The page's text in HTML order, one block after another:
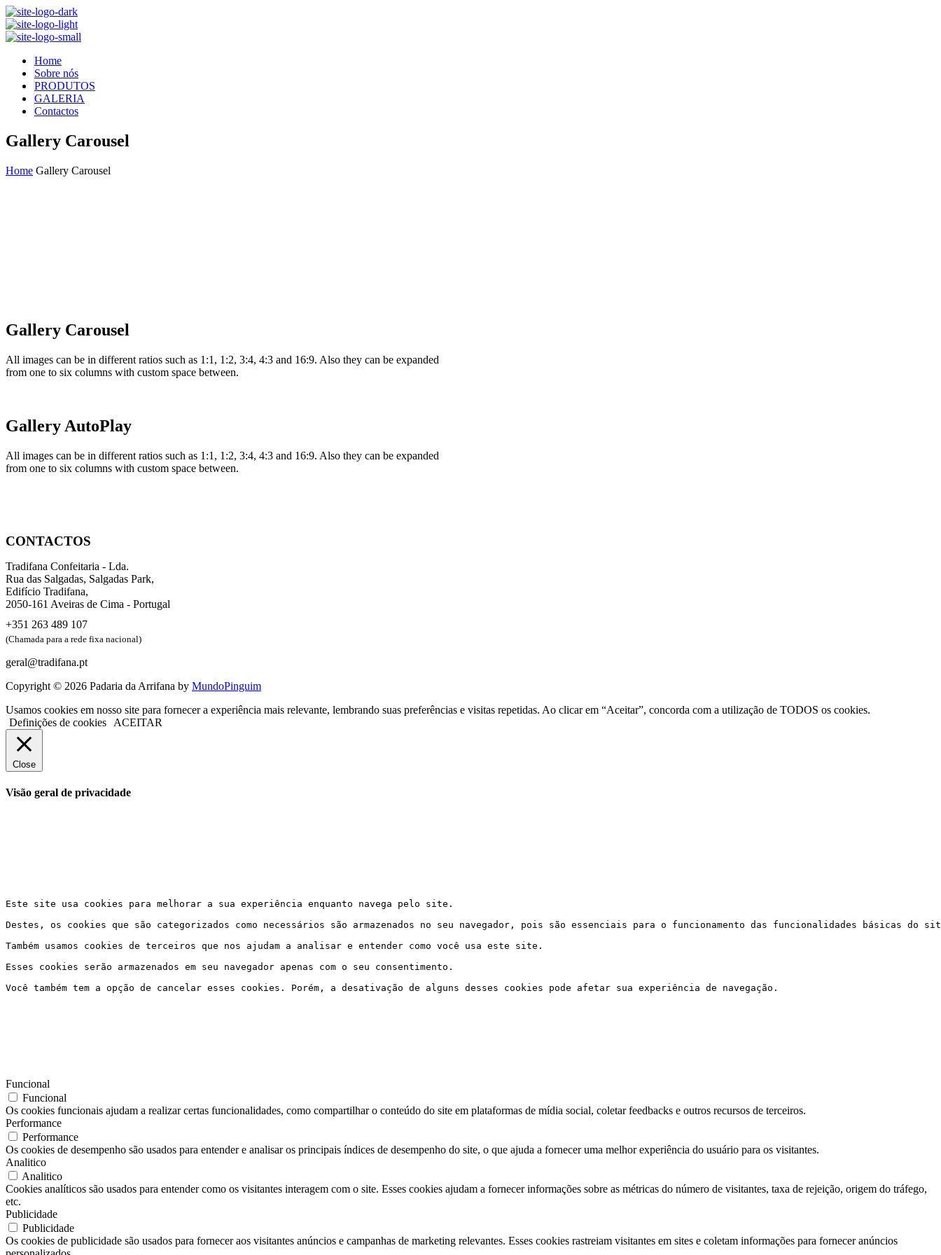
Home
Sobre nós
PRODUTOS
GALERIA
Contactos
Gallery Carousel
Home Gallery Carousel
Gallery Carousel
All images can be in different ratios such as 1:1, 1:2, 3:4, 4:3 and 16:9. Also they can be expanded
from one to six columns with custom space between.
Gallery AutoPlay
All images can be in different ratios such as 1:1, 1:2, 3:4, 4:3 and 16:9. Also they can be expanded
from one to six columns with custom space between.
CONTACTOS
Tradifana Confeitaria - Lda.
Rua das Salgadas, Salgadas Park,
Edifício Tradifana,
2050-161 Aveiras de Cima - Portugal
+351 263 489 107
(Chamada para a rede fixa nacional)
geral@tradifana.pt
Copyright © 2026 Padaria da Arrifana by MundoPinguim
Usamos cookies em nosso site para fornecer a experiência mais relevante, lembrando suas preferências e visitas repetidas. Ao clicar em “Aceitar”, concorda com a utilização de TODOS os cookies.
Definições de cookies
ACEITAR
Close
Visão geral de privacidade
Este site usa cookies para melhorar a sua experiência enquanto navega pelo site.
Destes, os cookies que são categorizados como necessários são armazenados no seu navegador, pois são essenciais para o funcionamento das funcionalidades básicas do
Também usamos cookies de terceiros que nos ajudam a analisar e entender como você usa este site.
Esses cookies serão armazenados em seu navegador apenas com o seu consentimento.
Você também tem a opção de cancelar esses cookies. Porém, a desativação de alguns desses cookies pode afetar sua experiência de navegação.
Funcional
Funcional
Os cookies funcionais ajudam a realizar certas funcionalidades, como compartilhar o conteúdo do site em plataformas de mídia social, coletar feedbacks e outros recursos de terceiros.
Performance
Performance
Os cookies de desempenho são usados ​​para entender e analisar os principais índices de desempenho do site, o que ajuda a fornecer uma melhor experiência do usuário para os visitantes.
Analitico
Analitico
Cookies analíticos são usados ​​para entender como os visitantes interagem com o site. Esses cookies ajudam a fornecer informações sobre as métricas do número de visitantes, taxa de rejeição, origem do tráfego,
etc.
Publicidade
Publicidade
Os cookies de publicidade são usados ​​para fornecer aos visitantes anúncios e campanhas de marketing relevantes. Esses cookies rastreiam visitantes em sites e coletam informações para fornecer anúncios